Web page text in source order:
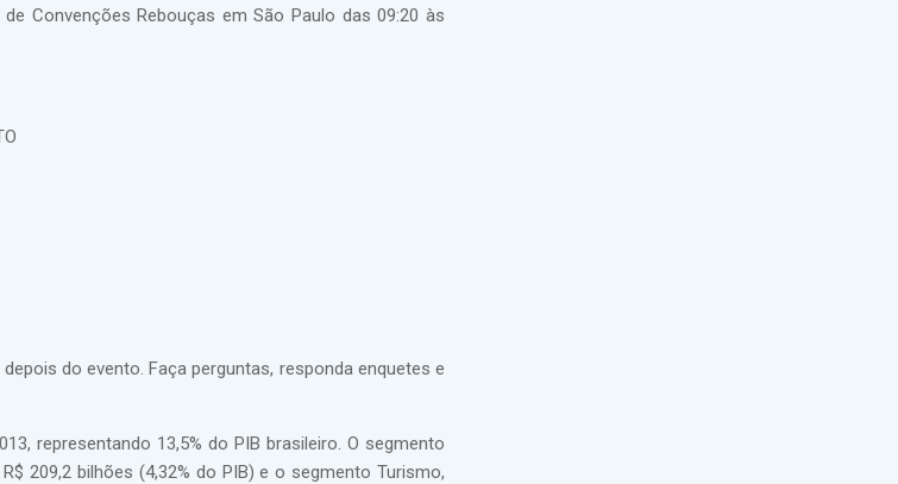
Convenções Rebouças em São Paulo das 09:20 às
do evento. Faça perguntas, responda enquetes e
representando 13,5% do PIB brasileiro. O segmento
209,2 bilhões (4,32% do PIB) e o segmento Turismo,